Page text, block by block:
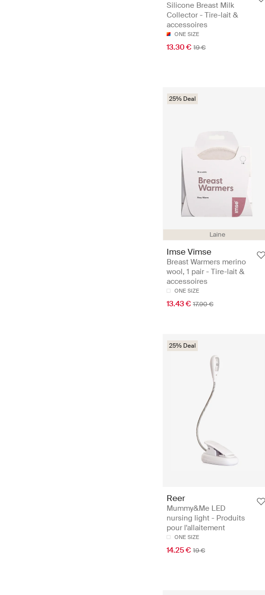
Silicone Breast Milk
Collector - Tire-lait &
accessoires
ONE SIZE
13.30 € 19 €
Laine
25% Deal
Imse Vimse
Breast Warmers merino
wool, 1 pair - Tire-lait &
accessoires
ONE SIZE
13.43 € 17.90 €
25% Deal
Reer
Mummy&Me LED
nursing light - Produits
pour l'allaitement
ONE SIZE
14.25 € 19 €